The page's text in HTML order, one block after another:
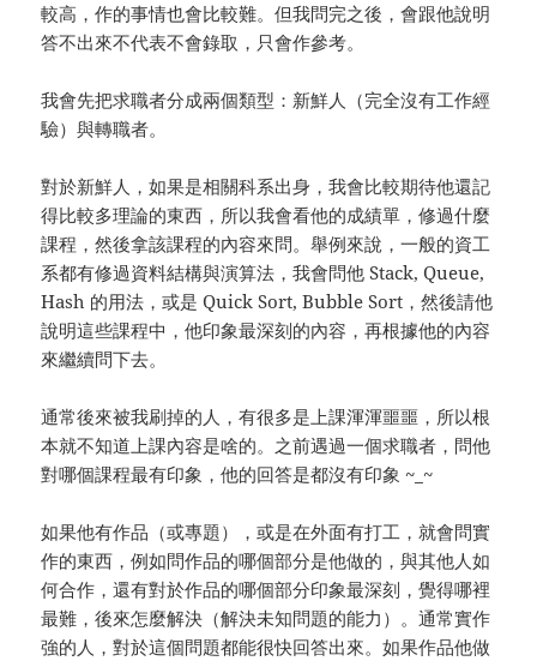
較高，作的事情也會比較難。但我問完之後，會跟他說明
答不出來不代表不會錄取，只會作參考。
我會先把求職者分成兩個類型：新鮮人（完全沒有工作經
驗）與轉職者。
對於新鮮人，如果是相關科系出身，我會比較期待他還記
得比較多理論的東西，所以我會看他的成績單，修過什麼
課程，然後拿該課程的內容來問。舉例來說，一般的資工
系都有修過資料結構與演算法，我會問他 Stack, Queue,
Hash 的用法，或是 Quick Sort, Bubble Sort，然後請他
說明這些課程中，他印象最深刻的內容，再根據他的內容
來繼續問下去。
通常後來被我刷掉的人，有很多是上課渾渾噩噩，所以根
本就不知道上課內容是啥的。之前遇過一個求職者，問他
對哪個課程最有印象，他的回答是都沒有印象 ~_~
如果他有作品（或專題），或是在外面有打工，就會問實
作的東西，例如問作品的哪個部分是他做的，與其他人如
何合作，還有對於作品的哪個部分印象最深刻，覺得哪裡
最難，後來怎麼解決（解決未知問題的能力）。通常實作
強的人，對於這個問題都能很快回答出來。如果作品他做